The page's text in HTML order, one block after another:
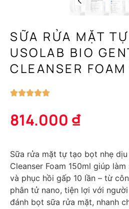
SỮA RỬA MẶT
USOLAB BIO
CLEANSER
814.000 ₫
Sữa rửa mặt tự tạo bọt nhẹ
Cleanser Foam 150ml giúp
và phục hồi gấp 10 lần – từ
phân tử nano, tiện lợi với
đánh bọt sữa rửa mặt, nhanh